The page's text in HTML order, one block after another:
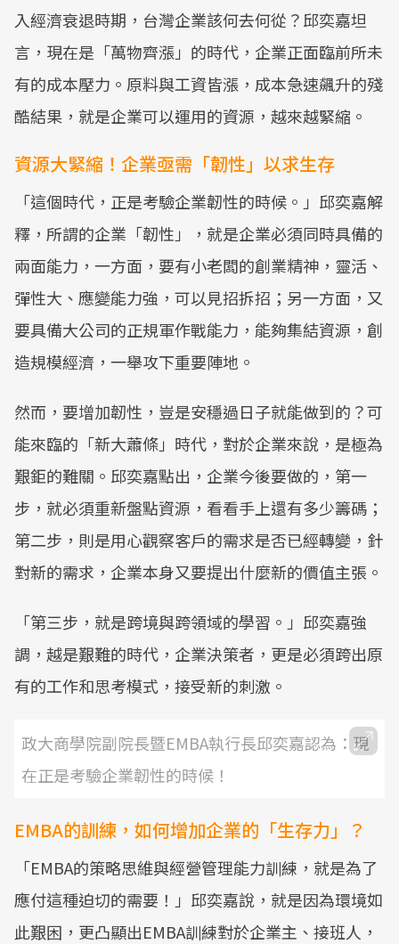
入經濟衰退時期，台灣企業該何去何從？邱奕嘉坦
言，現在是「萬物齊漲」的時代，企業正面臨前所未
有的成本壓力。原料與工資皆漲，成本急速飆升的殘
酷結果，就是企業可以運用的資源，越來越緊縮。
資源大緊縮！企業亟需「韌性」以求生存
「這個時代，正是考驗企業韌性的時候。」邱奕嘉解
釋，所謂的企業「韌性」，就是企業必須同時具備的
兩面能力，一方面，要有小老闆的創業精神，靈活、
彈性大、應變能力強，可以見招拆招；另一方面，又
要具備大公司的正規軍作戰能力，能夠集結資源，創
造規模經濟，一舉攻下重要陣地。
然而，要增加韌性，豈是安穩過日子就能做到的？可
能來臨的「新大蕭條」時代，對於企業來說，是極為
艱鉅的難關。邱奕嘉點出，企業今後要做的，第一
步，就必須重新盤點資源，看看手上還有多少籌碼；
第二步，則是用心觀察客戶的需求是否已經轉變，針
對新的需求，企業本身又要提出什麼新的價值主張。
「第三步，就是跨境與跨領域的學習。」邱奕嘉強
調，越是艱難的時代，企業決策者，更是必須跨出原
有的工作和思考模式，接受新的刺激。
政大商學院副院長暨EMBA執行長邱奕嘉認為：現
在正是考驗企業韌性的時候！
EMBA的訓練，如何增加企業的「生存力」？
「EMBA的策略思維與經營管理能力訓練，就是為了
應付這種迫切的需要！」邱奕嘉說，就是因為環境如
此艱困，更凸顯出EMBA訓練對於企業主、接班人，